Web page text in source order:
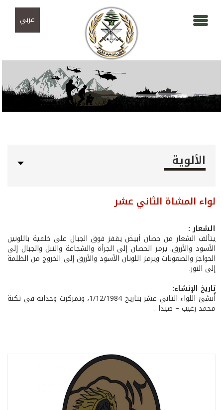
عربي
الألوية
لواء المشاة الثاني عشر
الشعار :
يتألف الشعار من حصان أبيض يقفز فوق الجبال على خلفية باللونين
الأسود والأزرق. يرمز الحصان إلى الجرأة والشجاعة والنبل والجبال إلى
الحواجز والصعوبات ويرمز اللونان الأسود والأزرق إلى الخروج من الظلمة
إلى النور.
تاريخ الإنشاء:
أُنشئ اللواء الثاني عشر بتاريخ 1/12/1984، وتمركزت وحداته في ثكنة
محمد زغيب – صيدا .